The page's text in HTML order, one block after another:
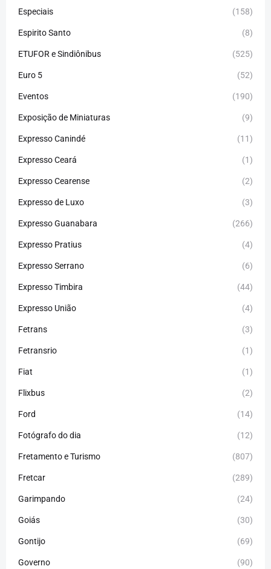
Especiais (158)
Espirito Santo (8)
ETUFOR e Sindiônibus (525)
Euro 5 (52)
Eventos (190)
Exposição de Miniaturas (9)
Expresso Canindé (11)
Expresso Ceará (1)
Expresso Cearense (2)
Expresso de Luxo (3)
Expresso Guanabara (266)
Expresso Pratius (4)
Expresso Serrano (6)
Expresso Timbira (44)
Expresso União (4)
Fetrans (3)
Fetransrio (1)
Fiat (1)
Flixbus (2)
Ford (14)
Fotógrafo do dia (12)
Fretamento e Turismo (807)
Fretcar (289)
Garimpando (24)
Goiás (30)
Gontijo (69)
Governo (90)